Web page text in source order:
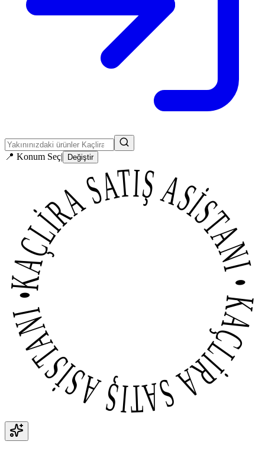
📍 Konum Seç| Değiştir
KAÇLİRA SATIŞ ASİSTANI • KAÇLİRA SATIŞ ASİSTANI •